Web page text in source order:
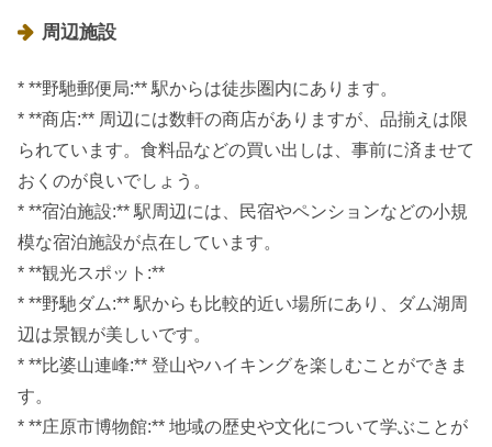
周辺施設
* **野馳郵便局:** 駅からは徒歩圏内にあります。
* **商店:** 周辺には数軒の商店がありますが、品揃えは限
られています。食料品などの買い出しは、事前に済ませて
おくのが良いでしょう。
* **宿泊施設:** 駅周辺には、民宿やペンションなどの小規
模な宿泊施設が点在しています。
* **観光スポット:**
* **野馳ダム:** 駅からも比較的近い場所にあり、ダム湖周
辺は景観が美しいです。
* **比婆山連峰:** 登山やハイキングを楽しむことができま
す。
* **庄原市博物館:** 地域の歴史や文化について学ぶことが